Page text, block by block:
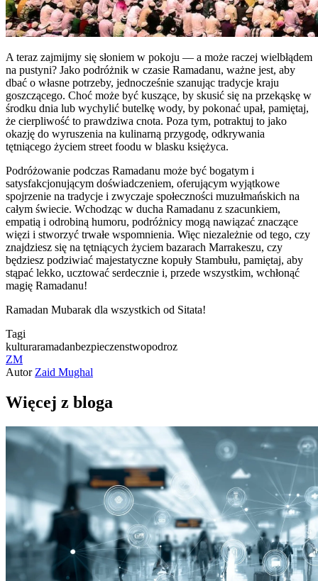
A teraz zajmijmy się słoniem w pokoju — a może raczej wielbłądem
na pustyni? Jako podróżnik w czasie Ramadanu, ważne jest, aby
dbać o własne potrzeby, jednocześnie szanując tradycje kraju
goszczącego. Choć może być kuszące, by skusić się na przekąskę w
środku dnia lub wychylić butelkę wody, by pokonać upał, pamiętaj,
że cierpliwość to prawdziwa cnota. Poza tym, potraktuj to jako
okazję do wyruszenia na kulinarną przygodę, odkrywania
tętniącego życiem street foodu w blasku księżyca.
Podróżowanie podczas Ramadanu może być bogatym i
satysfakcjonującym doświadczeniem, oferującym wyjątkowe
spojrzenie na tradycje i zwyczaje społeczności muzułmańskich na
całym świecie. Wchodząc w ducha Ramadanu z szacunkiem,
empatią i odrobiną humoru, podróżnicy mogą nawiązać znaczące
więzi i stworzyć trwałe wspomnienia. Więc niezależnie od tego, czy
znajdziesz się na tętniących życiem bazarach Marrakeszu, czy
będziesz podziwiać majestatyczne kopuły Stambułu, pamiętaj, aby
stąpać lekko, ucztować serdecznie i, przede wszystkim, wchłonąć
magię Ramadanu!
Ramadan Mubarak dla wszystkich od Sitata!
Tagi
kulturaramadanbezpieczenstwopodroz
ZM
Autor Zaid Mughal
Więcej z bloga